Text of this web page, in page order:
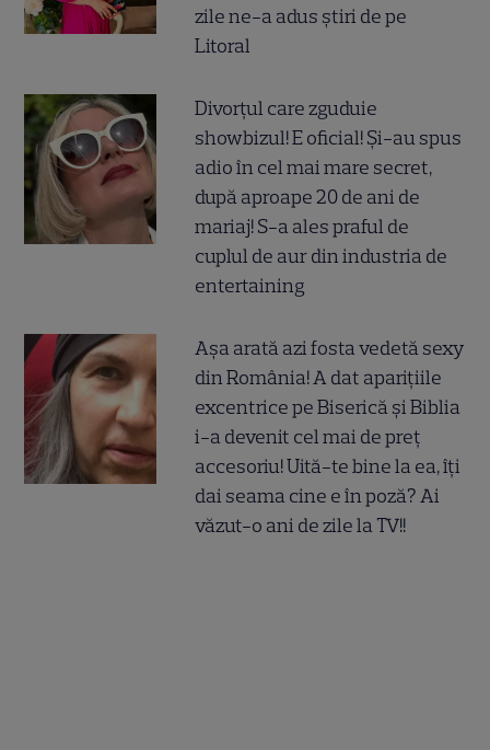
zile ne-a adus știri de pe
Litoral
Divorțul care zguduie
showbizul! E oficial! Și-au spus
adio în cel mai mare secret,
după aproape 20 de ani de
mariaj! S-a ales praful de
cuplul de aur din industria de
entertaining
Așa arată azi fosta vedetă sexy
din România! A dat aparițiile
excentrice pe Biserică și Biblia
i-a devenit cel mai de preț
accesoriu! Uită-te bine la ea, îți
dai seama cine e în poză? Ai
văzut-o ani de zile la TV!!